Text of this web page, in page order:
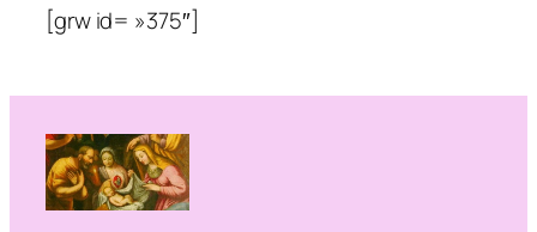
[grw id= »375″]